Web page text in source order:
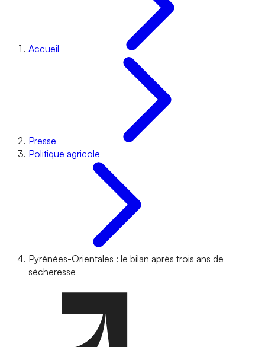
Accueil
Presse
Politique agricole
Pyrénées-Orientales : le bilan après trois ans de
sécheresse